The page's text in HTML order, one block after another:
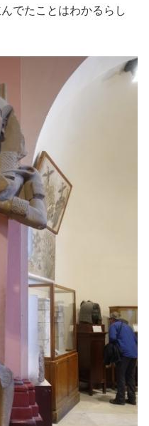
でたことはわかるらし